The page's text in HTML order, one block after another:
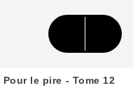
CONTENU
Pour le pire - Tome 12